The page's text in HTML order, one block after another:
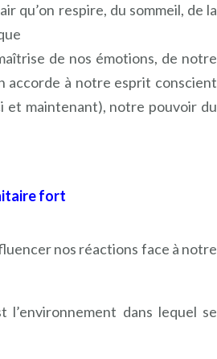
qu’on respire, du sommeil, de la
de nos émotions, de notre
accorde à notre esprit conscient
et maintenant), notre pouvoir du
fort
nos réactions face à notre
l’environnement dans lequel se